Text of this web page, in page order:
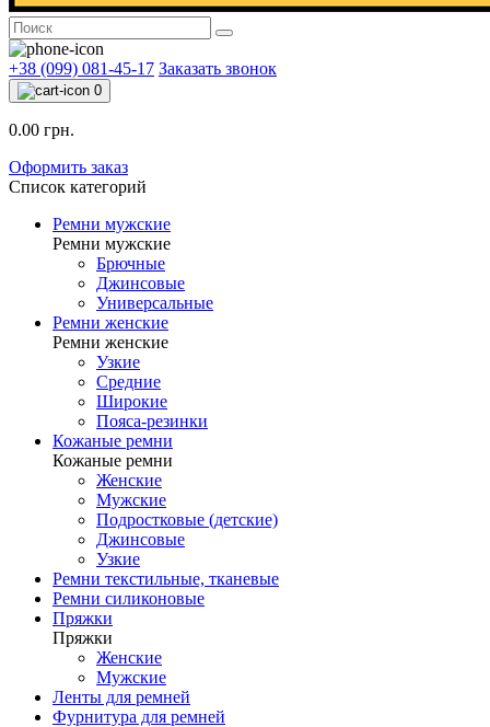
+38 (099) 081-45-17 Заказать звонок
0
0.00 грн.
Оформить заказ
Список категорий
Ремни мужские
Ремни мужские
Брючные
Джинсовые
Универсальные
Ремни женские
Ремни женские
Узкие
Средние
Широкие
Пояса-резинки
Кожаные ремни
Кожаные ремни
Женские
Мужские
Подростковые (детские)
Джинсовые
Узкие
Ремни текстильные, тканевые
Ремни силиконовые
Пряжки
Пряжки
Женские
Мужские
Ленты для ремней
Фурнитура для ремней